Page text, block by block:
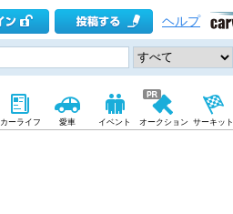
ヘルプ
カーライフ 愛車 イベント オークション サーキット